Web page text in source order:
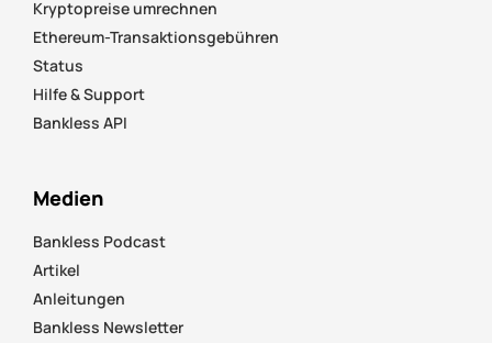
Kryptopreise umrechnen
Ethereum-Transaktionsgebühren
Status
Hilfe & Support
Bankless API
Medien
Bankless Podcast
Artikel
Anleitungen
Bankless Newsletter